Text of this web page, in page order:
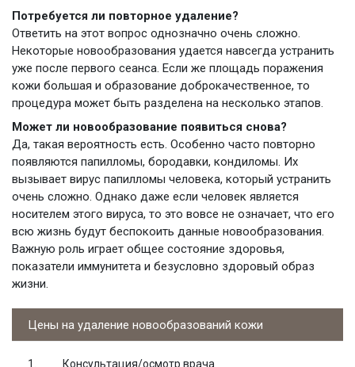
Потребуется ли повторное удаление?
Ответить на этот вопрос однозначно очень сложно.
Некоторые новообразования удается навсегда устранить
уже после первого сеанса. Если же площадь поражения
кожи большая и образование доброкачественное, то
процедура может быть разделена на несколько этапов.
Может ли новообразование появиться снова?
Да, такая вероятность есть. Особенно часто повторно
появляются папилломы, бородавки, кондиломы. Их
вызывает вирус папилломы человека, который устранить
очень сложно. Однако даже если человек является
носителем этого вируса, то это вовсе не означает, что его
всю жизнь будут беспокоить данные новообразования.
Важную роль играет общее состояние здоровья,
показатели иммунитета и безусловно здоровый образ
жизни.
Цены на удаление новообразований кожи
Консультация/осмотр врача